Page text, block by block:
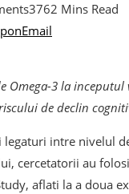
3762 Mins Read
Email
3 la
de declin
intre nivelul
cercetatorii au
aflati la a doua